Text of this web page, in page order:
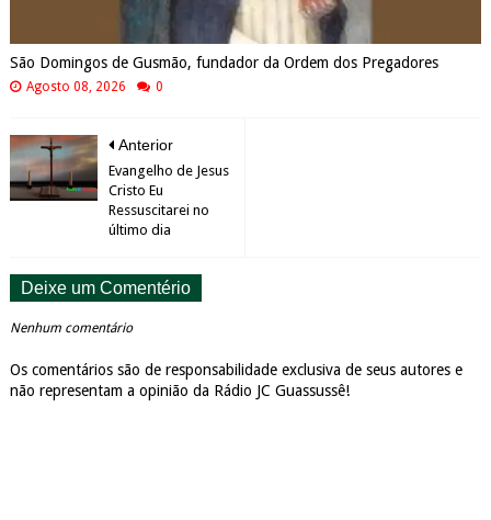
São Domingos de Gusmão, fundador da Ordem dos Pregadores
Agosto 08, 2026 0
Anterior
Evangelho de Jesus
Cristo Eu
Ressuscitarei no
último dia
Deixe um Comentério
Nenhum comentário
Os comentários são de responsabilidade exclusiva de seus autores e
não representam a opinião da Rádio JC Guassussê!